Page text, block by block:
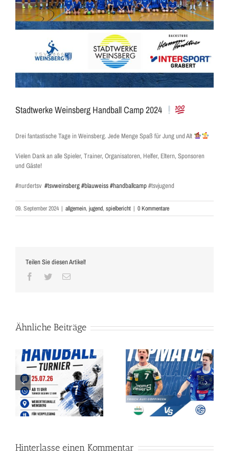
Stadtwerke Weinsberg Handball Camp 2024
Drei fantastische Tage in Weinsberg. Jede Menge Spaß für Jung und Alt
Vielen Dank an alle Spieler, Trainer, Organisatoren, Helfer, Eltern, Sponsoren
und Gäste!
#nurdertsv #tsvweinsberg#blauweiss#handballcamp#tsvjugend
09. September 2024 | allgemein, jugend, spielbericht | 0 Kommentare
Teilen Sie diesen Artikel!
Facebook
TwitterE-
Ähnliche Beiträge
BUNDESLIGA-HANDBALL
IN DER
WEIBERTREUHALLE!
Ehrungsmatinee`
Hinterlasse einen Kommentar